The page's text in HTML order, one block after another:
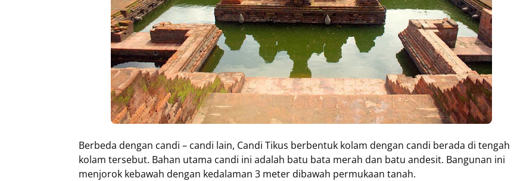
Berbeda dengan candi – candi lain, Candi Tikus berbentuk kolam dengan candi berada di tengah
kolam tersebut. Bahan utama candi ini adalah batu bata merah dan batu andesit. Bangunan ini
menjorok kebawah dengan kedalaman 3 meter dibawah permukaan tanah.